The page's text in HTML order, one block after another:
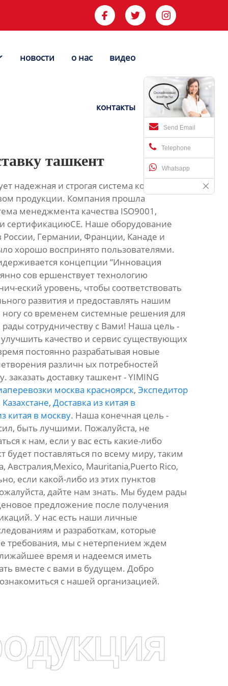
  
новости о нас видео
контакты

Send Email
Telephone
Whatsapp
ташкент
надежная и строгая система контроля и
продукции. Компания прошла
менеджмента качества ISO9001,
сертификациюСЕ. Наше оборудование
России, Германии, Франции, Канаде и
хорошо воспринято пользователями.
концепции ”Инновация
сов ершенствует технологию
еский уровень, чтобы соответствовать
развития и предоставлять нашим
со временем системные решения для
сотрудничеству с Вами! Наша цель -
качество и сервис существующих
постоянно разрабатывая новые
различн ых потребностей
заказать доставку ташкент - YIMING
москва красноярск, Экспедитор
, Доставка из китая в
китая в москву. Наша конечная цель -
быть лучшими. Пожалуйста, не
к нам, если у вас есть какие-либо
будет поставляться по всему миру, таким
Австралия,Mexico, Mauritania,Puerto Rico,
если какой-либо из этих пунктов
дайте нам знать. Мы будем рады
предложение после получения
У нас есть наши личные
и разработкам, которые
требования, мы с нетерпением ждем
время и надеемся иметь
вместе с вами в будущем. Добро
с нашей организацией.